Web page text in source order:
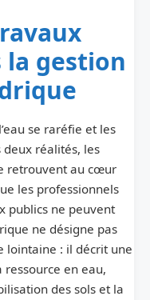
la gestion
se raréfie et les
deux réalités, les
retrouvent au cœur
les professionnels
publics ne peuvent
ne désigne pas
lointaine : il décrit une
en eau,
des sols et la